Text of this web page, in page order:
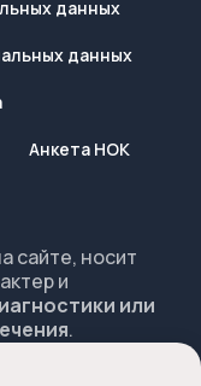
данных
данных
Анкета НОК
сайте, носит
и
или
.
после очной